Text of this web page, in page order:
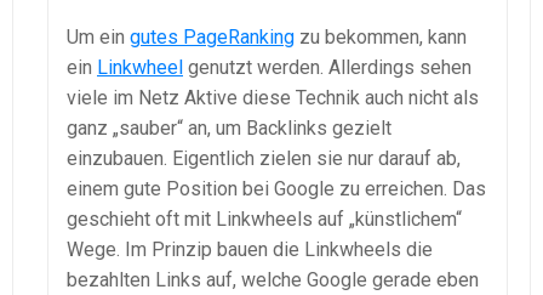
Um ein gutes PageRanking zu bekommen, kann
ein Linkwheel genutzt werden. Allerdings sehen
viele im Netz Aktive diese Technik auch nicht als
ganz „sauber“ an, um Backlinks gezielt
einzubauen. Eigentlich zielen sie nur darauf ab,
einem gute Position bei Google zu erreichen. Das
geschieht oft mit Linkwheels auf „künstlichem“
Wege. Im Prinzip bauen die Linkwheels die
bezahlten Links auf, welche Google gerade eben